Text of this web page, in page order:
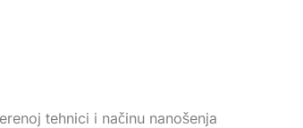
tehnici i načinu nanošenja